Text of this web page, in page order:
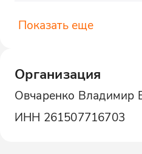
Показать еще
Организация
Овчаренко Владимир
ИНН 261507716703